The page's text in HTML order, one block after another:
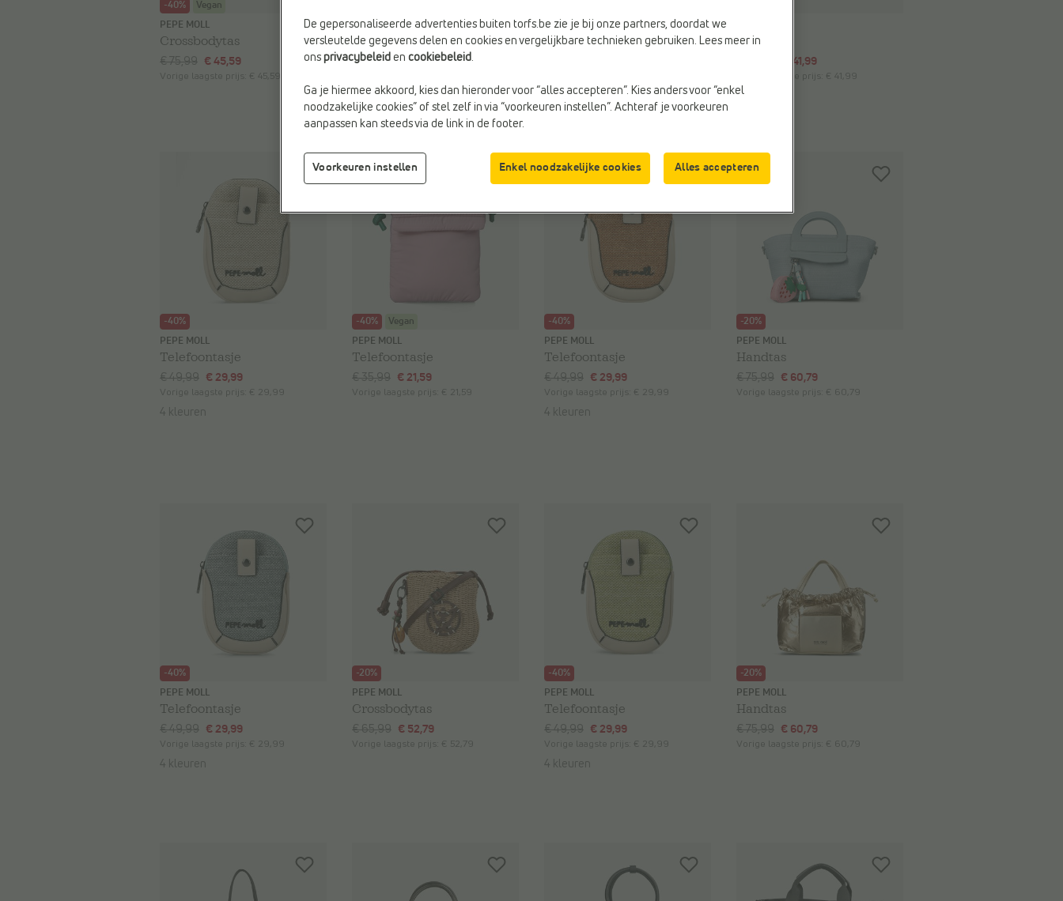
-40% Vegan
PEPE MOLL
Crossbodytas
€ 75,99 € 45,59
Vorige laagste prijs: € 45,59
PEPE MOLL
Handtas
€ 75,99 € 60,79
PEPE MOLL
Handtas Handtas
€ 41,99
Vorige laagste prijs: € 41,99
-40%
PEPE MOLL
Telefoontasje
€ 49,99 € 29,99
Vorige laagste prijs: € 29,99
4 kleuren
-40% Vegan
PEPE MOLL
Telefoontasje
€ 35,99 € 21,59
Vorige laagste prijs: € 21,59
-40%
PEPE MOLL
Telefoontasje
€ 49,99 € 29,99
Vorige laagste prijs: € 29,99
4 kleuren
-20%
PEPE MOLL
Handtas
€ 75,99 € 60,79
Vorige laagste prijs: € 60,79
-40%
PEPE MOLL
Telefoontasje
€ 49,99 € 29,99
Vorige laagste prijs: € 29,99
4 kleuren
-20%
PEPE MOLL
Crossbodytas
€ 65,99 € 52,79
Vorige laagste prijs: € 52,79
-40%
PEPE MOLL
Telefoontasje
€ 49,99 € 29,99
Vorige laagste prijs: € 29,99
4 kleuren
-20%
PEPE MOLL
Handtas
€ 75,99 € 60,79
Vorige laagste prijs: € 60,79
De gepersonaliseerde advertenties buiten torfs.be zie je bij onze partners, doordat we
versleutelde gegevens delen en cookies en vergelijkbare technieken gebruiken. Lees meer in
ons privacybeleid en cookiebeleid
Ga je hiermee akkoord, kies dan hieronder voor “alles accepteren”. Kies anders voor “enkel
noodzakelijke cookies” of stel zelf in via “voorkeuren instellen”. Achteraf je voorkeuren
aanpassen kan steeds via de link in de footer.
Voorkeuren instellen Enkel noodzakelijke cookies Alles accepteren